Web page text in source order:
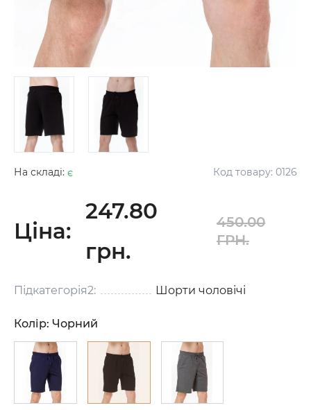
На складі: є Код товару: 0126
Ціна:
247.80
грн.
450.00
ГРН.
Підкатегорія2: Шорти чоловічі
Колір: Чорний